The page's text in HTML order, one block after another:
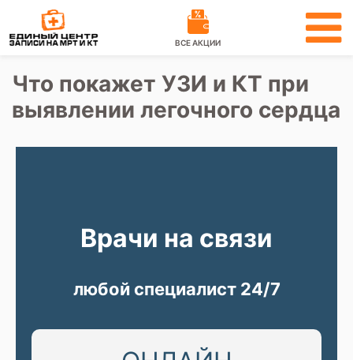
ВСЕ АКЦИИ
Что покажет УЗИ и КТ при
выявлении легочного сердца
любой специалист 24/7
Врачи на связи